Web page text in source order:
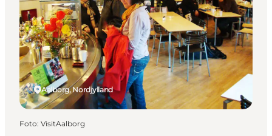
Oplevelser
Overnatning
Planlæg ferien
Aalborg, Nordjylland
Foto: VisitAalborg